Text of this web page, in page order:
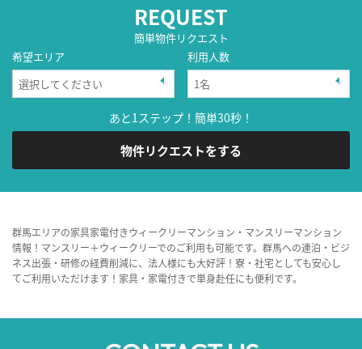
REQUEST
簡単物件リクエスト
希望エリア
利用人数
あと1ステップ！簡単30秒！
物件リクエストをする
群馬エリアの家具家電付きウィークリーマンション・マンスリーマンション
情報！マンスリー＋ウィークリーでのご利用も可能です。群馬への連泊・ビジ
ネス出張・研修の経費削減に、法人様にも大好評！寮・社宅としても安心し
てご利用いただけます！家具・家電付きで単身赴任にも便利です。